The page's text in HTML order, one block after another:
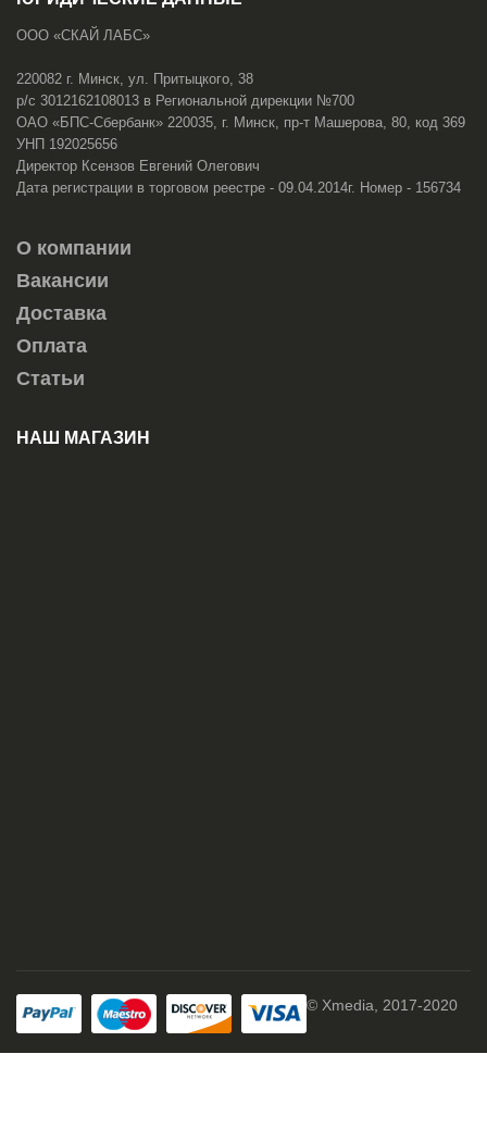
ООО «СКАЙ ЛАБС»
220082 г. Минск, ул. Притыцкого, 38
р/с 3012162108013 в Региональной дирекции №700
ОАО «БПС-Сбербанк» 220035, г. Минск, пр-т Машерова, 80, код 369
УНП 192025656
Директор Ксензов Евгений Олегович
Дата регистрации в торговом реестре - 09.04.2014г. Номер - 156734
О компании
Вакансии
Доставка
Оплата
Статьи
НАШ МАГАЗИН
© Xmedia, 2017-2020